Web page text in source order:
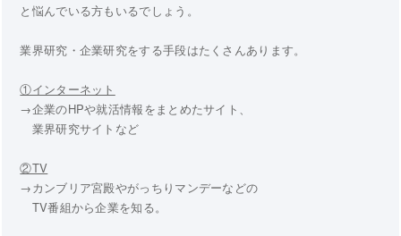
と悩んでいる方もいるでしょう。
業界研究・企業研究をする手段はたくさんあります。
①インターネット
→企業のHPや就活情報をまとめたサイト、
業界研究サイトなど
②TV
→カンブリア宮殿やがっちりマンデーなどの
TV番組から企業を知る。